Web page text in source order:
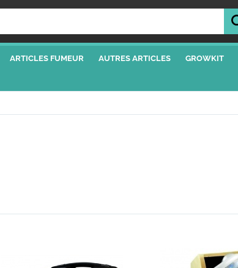
ARTICLES FUMEUR AUTRES ARTICLES GROWKIT